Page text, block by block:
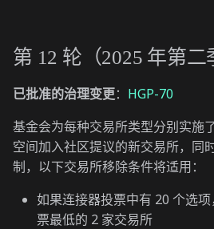
第 12 轮（2025 年第二
已批准的治理变更： HGP-70
基金会为每种交易所类型分别实施
空间加入社区提议的新交易所，同
制，以下交易所移除条件将适用：
如果连接器投票中有 20 个选
票最低的 2 家交易所